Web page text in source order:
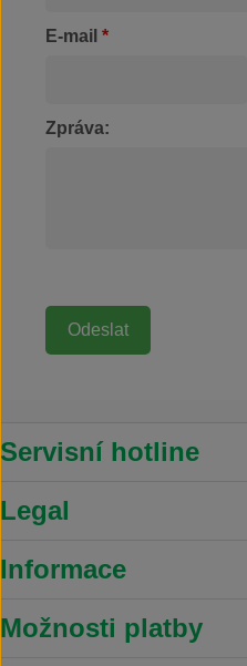
E-mail *
Zpráva:
Servisní hotline
Legal
Informace
Možnosti platby